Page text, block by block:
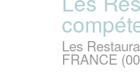
Les
FRANCE